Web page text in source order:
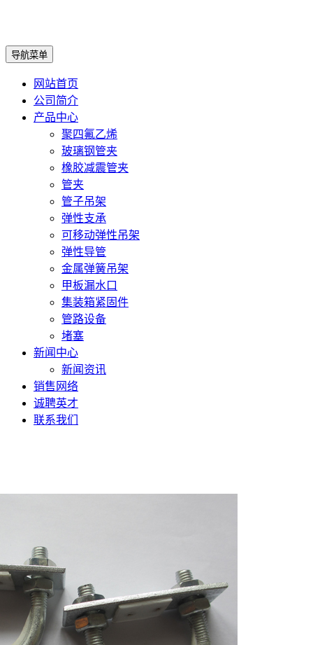
导航菜单
网站首页
公司简介
产品中心
聚四氟乙烯
玻璃钢管夹
橡胶减震管夹
管夹
管子吊架
弹性支承
可移动弹性吊架
弹性导管
金属弹簧吊架
甲板漏水口
集装箱紧固件
管路设备
堵塞
新闻中心
新闻资讯
销售网络
诚聘英才
联系我们